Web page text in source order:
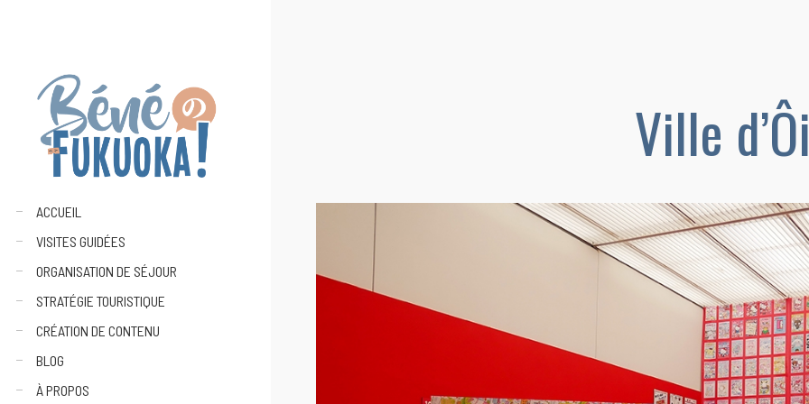
ACCUEIL
VISITES GUIDÉES
ORGANISATION DE SÉJOUR
STRATÉGIE TOURISTIQUE
CRÉATION DE CONTENU
BLOG
À PROPOS
Ville